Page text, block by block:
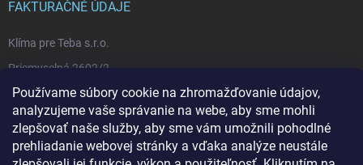
Používame súbory cookie na zhromažďovanie údajov,
analyzujeme vaše správanie na webe, aby sme mohli
zlepšovať naše služby, aby sme vám umožnili pohodlné
prehliadanie webovej stránky a vďaka analýze neustále
FAKTURAČNÉ ÚDAJE
Klíma pre Teba s.r.o.
Priemyselná 2602/2
92101 Piešťany
IČO: 53524039
IČ DPH: SK2121392691